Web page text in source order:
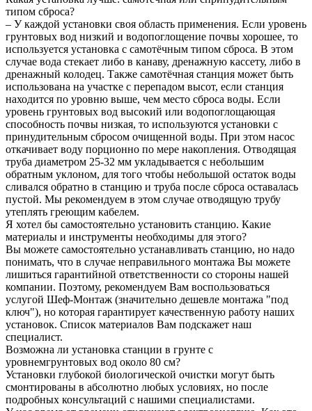
типом сброса?
– У каждой установки своя область применения. Если уровень
грунтовых вод низкий и водопоглощение почвы хорошее, то
используется установка с самотёчным типом сброса. В этом
случае вода стекает либо в канаву, дренажную кассету, либо в
дренажный колодец. Также самотёчная станция может быть
использована на участке с перепадом высот, если станция
находится по уровню выше, чем место сброса воды. Если
уровень грунтовых вод высокий или водопоглощающая
способность почвы низкая, то используются установки с
принудительным сбросом очищенной воды. При этом насос
откачивает воду порционно по мере накопления. Отводящая
труба диаметром 25-32 мм укладывается с небольшим
обратным уклоном, для того чтобы небольшой остаток воды
сливался обратно в станцию и труба после сброса оставалась
пустой. Мы рекомендуем в этом случае отводящую трубу
утеплять греющим кабелем.
Я хотел бы самостоятельно установить станцию. Какие
материалы и инструменты необходимы для этого?
Вы можете самостоятельно устанавливать станцию, но надо
понимать, что в случае неправильного монтажа Вы можете
лишиться гарантийной ответственности со стороны нашей
компании. Поэтому, рекомендуем Вам воспользоваться
услугой Шеф-Монтаж (значительно дешевле монтажа "под
ключ"), но которая гарантирует качественную работу наших
установок. Список материалов Вам подскажет наш
специалист.
Возможна ли установка станции в грунте с
уровнемгрунтовых вод около 80 см?
Установки глубокой биологической очистки могут быть
смонтированы в абсолютно любых условиях, но после
подробных консультаций с нашими специалистами.